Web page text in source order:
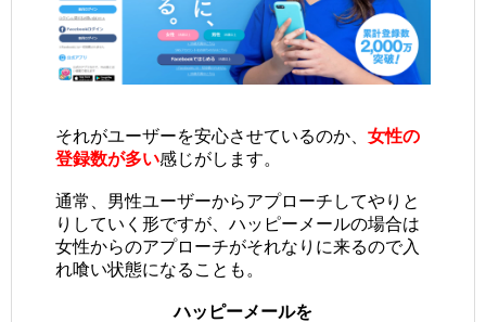
それがユーザーを安心させているのか、 女性の
登録数が多い感じがします。
通常、男性ユーザーからアプローチしてやりと
りしていく形ですが、ハッピーメールの場合は
女性からのアプローチがそれなりに来るので入
れ喰い状態になることも。
ハッピーメールを